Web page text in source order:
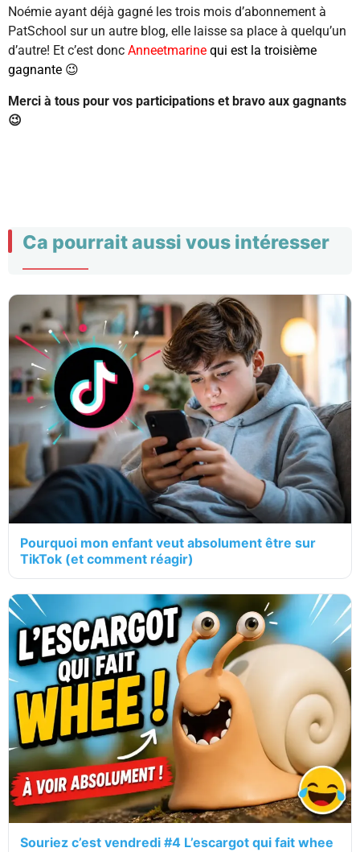
Noémie ayant déjà gagné les trois mois d’abonnement à
PatSchool sur un autre blog, elle laisse sa place à quelqu’un
d’autre! Et c’est donc Anneetmarine qui est la troisième
gagnante 😉
Merci à tous pour vos participations et bravo aux gagnants
😉
Ca pourrait aussi vous intéresser
Pourquoi mon enfant veut absolument être sur
TikTok (et comment réagir)
Souriez c’est vendredi #4 L’escargot qui fait whee